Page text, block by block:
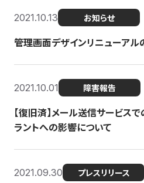
2021.10.13 お知らせ
管理画面デザインリニューアル
2021.10.01 障害報告
【復旧済】メール送信サービス
ラントへの影響について
2021.09.30 プレスリリース